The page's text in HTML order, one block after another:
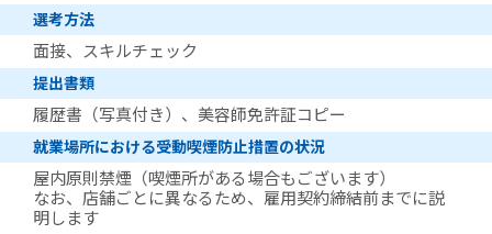
選考方法
面接、スキルチェック
提出書類
履歴書（写真付き）、美容師免許証コピー
就業場所における受動喫煙防止措置の状況
屋内原則禁煙（喫煙所がある場合もございます）
なお、店舗ごとに異なるため、雇用契約締結前までに説
明します